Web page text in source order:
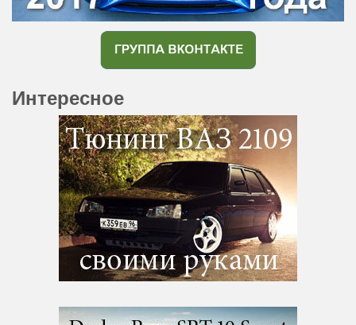
Интересное